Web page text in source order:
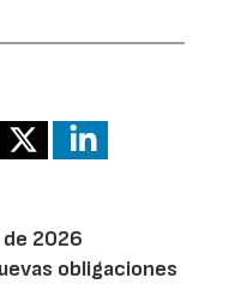
2026
obligaciones